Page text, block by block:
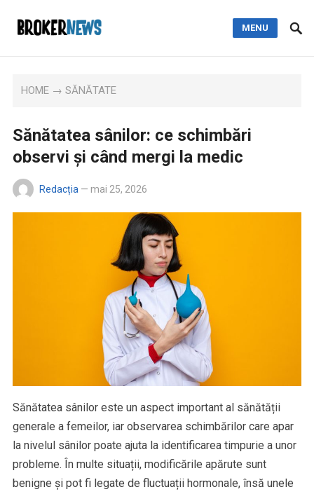
MENU
HOME →SĂNĂTATE
Sănătatea sânilor: ce schimbări
observi și când mergi la medic
Redacția — mai 25, 2026
Sănătatea sânilor este un aspect important al sănătății
generale a femeilor, iar observarea schimbărilor care apar
la nivelul sânilor poate ajuta la identificarea timpurie a unor
probleme. În multe situații, modificările apărute sunt
benigne și pot fi legate de fluctuații hormonale, însă unele